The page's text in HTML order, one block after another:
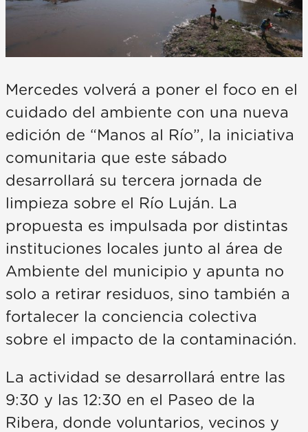
Mercedes volverá a poner el foco en el
cuidado del ambiente con una nueva
edición de “Manos al Río”, la iniciativa
comunitaria que este sábado
desarrollará su tercera jornada de
limpieza sobre el Río Luján. La
propuesta es impulsada por distintas
instituciones locales junto al área de
Ambiente del municipio y apunta no
solo a retirar residuos, sino también a
fortalecer la conciencia colectiva
sobre el impacto de la contaminación.
La actividad se desarrollará entre las
9:30 y las 12:30 en el Paseo de la
Ribera, donde voluntarios, vecinos y